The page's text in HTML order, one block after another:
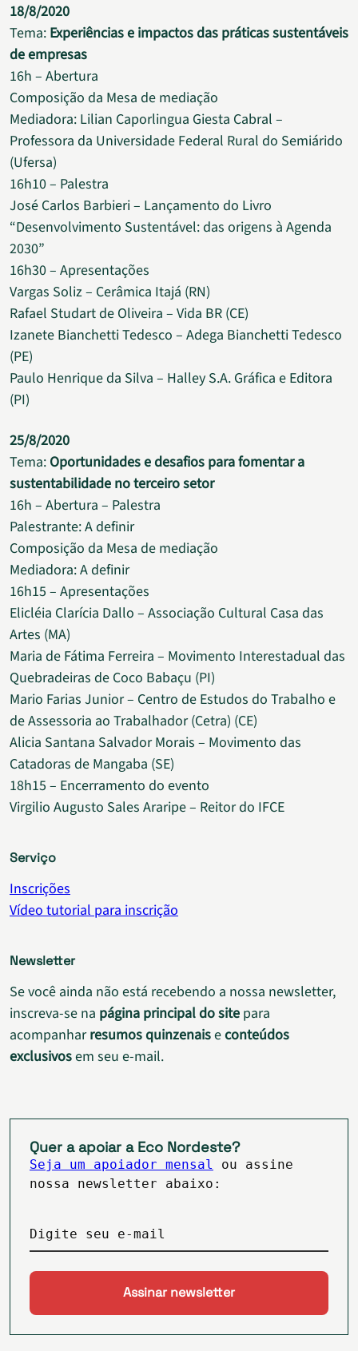
18/8/2020
Tema: Experiências e impactos das práticas sustentáveis
de empresas
16h – Abertura
Composição da Mesa de mediação
Mediadora: Lilian Caporlingua Giesta Cabral –
Professora da Universidade Federal Rural do Semiárido
(Ufersa)
16h10 – Palestra
José Carlos Barbieri – Lançamento do Livro
“Desenvolvimento Sustentável: das origens à Agenda
2030”
16h30 – Apresentações
Vargas Soliz – Cerâmica Itajá (RN)
Rafael Studart de Oliveira – Vida BR (CE)
Izanete Bianchetti Tedesco – Adega Bianchetti Tedesco
(PE)
Paulo Henrique da Silva – Halley S.A. Gráfica e Editora
(PI)
25/8/2020
Tema: Oportunidades e desafios para fomentar a
sustentabilidade no terceiro setor
16h – Abertura – Palestra
Palestrante: A definir
Composição da Mesa de mediação
Mediadora: A definir
16h15 – Apresentações
Elicléia Clarícia Dallo – Associação Cultural Casa das
Artes (MA)
Maria de Fátima Ferreira – Movimento Interestadual das
Quebradeiras de Coco Babaçu (PI)
Mario Farias Junior – Centro de Estudos do Trabalho e
de Assessoria ao Trabalhador (Cetra) (CE)
Alicia Santana Salvador Morais – Movimento das
Catadoras de Mangaba (SE)
18h15 – Encerramento do evento
Virgilio Augusto Sales Araripe – Reitor do IFCE
Serviço
Inscrições
Vídeo tutorial para inscrição
Newsletter
Se você ainda não está recebendo a nossa newsletter,
inscreva-se na página principal do site para
acompanharresumos quinzenaiseconteúdos
exclusivosem seu e-mail.
Quer a apoiar a Eco Nordeste?
Seja um apoiador mensal
ou assine
nossa newsletter abaixo:
Digite seu e-mail